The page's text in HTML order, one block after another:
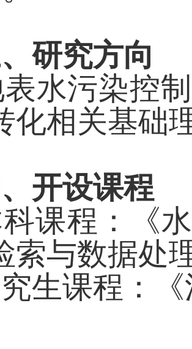
研究方向
水污染控
化相关基础
开设课程
课程：《
索与数据处
生课程：